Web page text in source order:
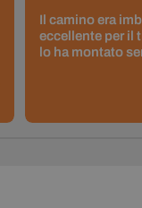
Il camino era
eccellente per il
lo ha montato